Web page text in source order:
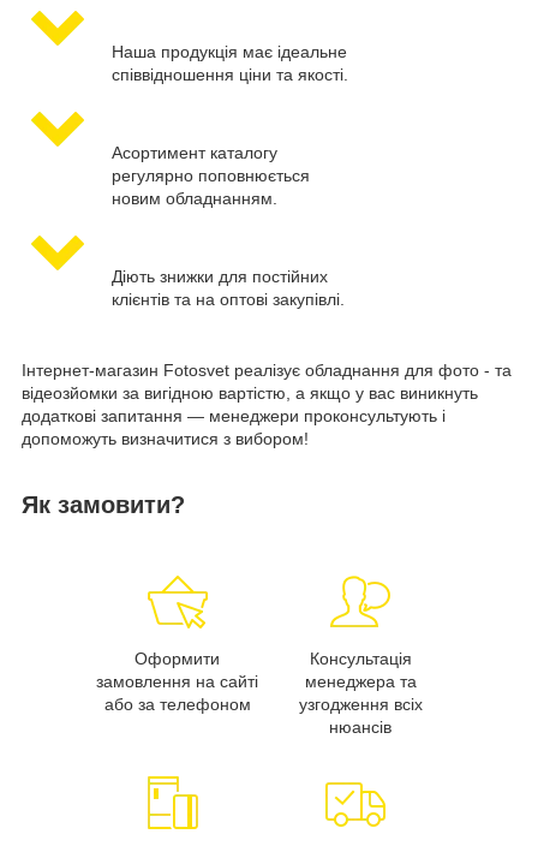
Наша продукція має ідеальне
співвідношення ціни та якості.
Асортимент каталогу
регулярно поповнюється
новим обладнанням.
Діють знижки для постійних
клієнтів та на оптові закупівлі.
Інтернет-магазин Fotosvet реалізує обладнання для фото - та
відеозйомки за вигідною вартістю, а якщо у вас виникнуть
додаткові запитання — менеджери проконсультують і
допоможуть визначитися з вибором!
Як замовити?
Оформити
замовлення на сайті
або за телефоном
Консультація
менеджера та
узгодження всіх
нюансів